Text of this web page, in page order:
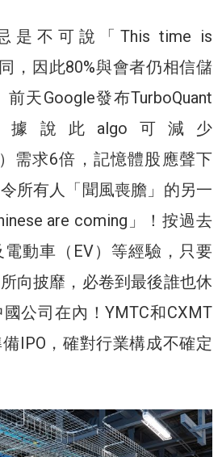
是不可說「This time is
，因此80%與會者仍相信儲
天Google發布TurboQuant
說此algo可減少
需求6倍，記憶體股應聲下
所有人「聞風喪膽」的另一
are coming」！按過去
動車（EV）等經驗，只要
向披靡，必卷到最後誰也休
公司在內！YMTC和CXMT
IPO，確對行業構成不確定